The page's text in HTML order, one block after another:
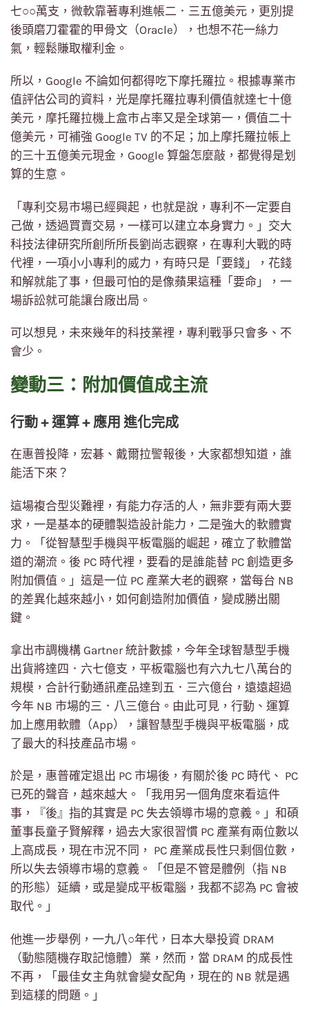
七○○萬支，微軟靠著專利進帳二．三五億美元，更別提
後頭磨刀霍霍的甲骨文（Oracle），也想不花一絲力
氣，輕鬆賺取權利金。
所以，Google 不論如何都得吃下摩托羅拉。根據專業市
值評估公司的資料，光是摩托羅拉專利價值就達七十億
美元，摩托羅拉機上盒市占率又是全球第一，價值二十
億美元，可補強 Google TV 的不足；加上摩托羅拉帳上
的三十五億美元現金，Google 算盤怎麼敲，都覺得是划
算的生意。
「專利交易市場已經興起，也就是說，專利不一定要自
己做，透過買賣交易，一樣可以建立本身實力。」交大
科技法律研究所創所所長劉尚志觀察，在專利大戰的時
代裡，一項小小專利的威力，有時只是「要錢」，花錢
和解就能了事，但最可怕的是像蘋果這種「要命」，一
場訴訟就可能讓台廠出局。
可以想見，未來幾年的科技業裡，專利戰爭只會多、不
會少。
變動三：附加價值成主流
行動 + 運算 + 應用 進化完成
在惠普投降，宏碁、戴爾拉警報後，大家都想知道，誰
能活下來？
這場複合型災難裡，有能力存活的人，無非要有兩大要
求，一是基本的硬體製造設計能力，二是強大的軟體實
力。「從智慧型手機與平板電腦的崛起，確立了軟體當
道的潮流。後 PC 時代裡，要看的是誰能替 PC 創造更多
附加價值。」這是一位 PC 產業大老的觀察，當每台 NB
的差異化越來越小，如何創造附加價值，變成勝出關
鍵。
拿出市調機構 Gartner 統計數據，今年全球智慧型手機
出貨將達四．六七億支，平板電腦也有六九七八萬台的
規模，合計行動通訊產品達到五．三六億台，遠遠超過
今年 NB 市場的三．八三億台。由此可見，行動、運算
加上應用軟體（App），讓智慧型手機與平板電腦，成
了最大的科技產品市場。
於是，惠普確定退出 PC 市場後，有關於後 PC 時代、 PC
已死的聲音，越來越大。「我用另一個角度來看這件
事，『後』指的其實是 PC 失去領導市場的意義。」和碩
董事長童子賢解釋，過去大家很習慣 PC 產業有兩位數以
上高成長，現在市況不同， PC 產業成長性只剩個位數，
所以失去領導市場的意義。「但是不管是體例（指 NB
的形態）延續，或是變成平板電腦，我都不認為 PC 會被
取代。」
他進一步舉例，一九八○年代，日本大舉投資 DRAM
（動態隨機存取記憶體）業，然而，當 DRAM 的成長性
不再，「最佳女主角就會變女配角，現在的 NB 就是遇
到這樣的問題。」